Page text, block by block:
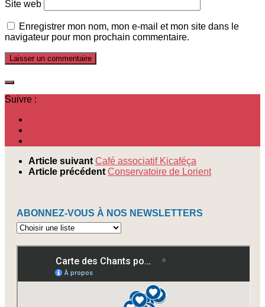
Site web
Enregistrer mon nom, mon e-mail et mon site dans le
navigateur pour mon prochain commentaire.
Suivre :
Article suivant Café associatif Kicaféça
Article précédent Conservatoire de Lorient
ABONNEZ-VOUS À NOS NEWSLETTERS
Abonnez-
à
newsletters